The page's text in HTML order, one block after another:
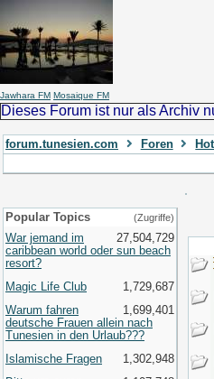
Jawhara FM Mosaique FM
Dieses Forum ist nur als Archiv
forum.tunesien.com Foren
Popular Topics (Zugriffe)
27,504,729
War jemand im
caribbean world oder sun beach
resort?
1,729,687
Magic Life Club
1,699,401
Warum fahren
deutsche Frauen allein nach
Tunesien in den Urlaub???
1,302,948
Islamische Fragen